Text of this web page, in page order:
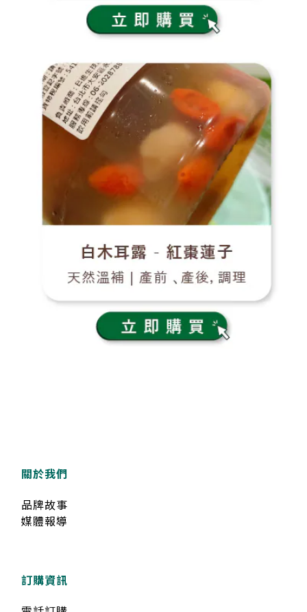
關於我們
品牌故事
媒體報導
訂購資訊